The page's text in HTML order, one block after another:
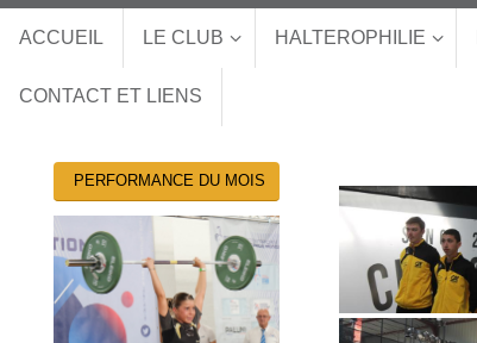
ACCUEIL LE CLUB HALTEROPHILIE
CONTACT ET LIENS
PERFORMANCE DU MOIS